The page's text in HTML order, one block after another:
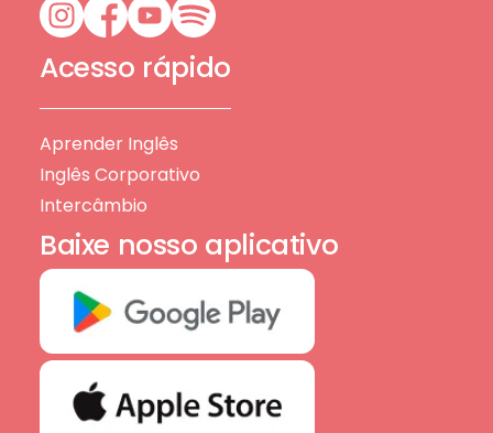
Acesso rápido
Aprender Inglês
Inglês Corporativo
Intercâmbio
Baixe nosso aplicativo